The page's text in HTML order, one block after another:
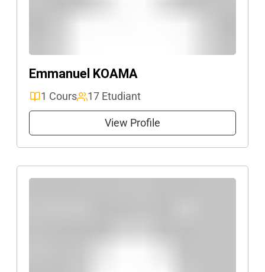
Emmanuel KOAMA
1 Cours 17 Etudiant
View Profile